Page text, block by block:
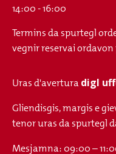
14:00 - 16:00
Termins da spurtegl
vegnir reservai
Uras d'averturadigl
Gliendisgis, margis e
tenor uras da spurtegl
Mesjamna: 09:00 –